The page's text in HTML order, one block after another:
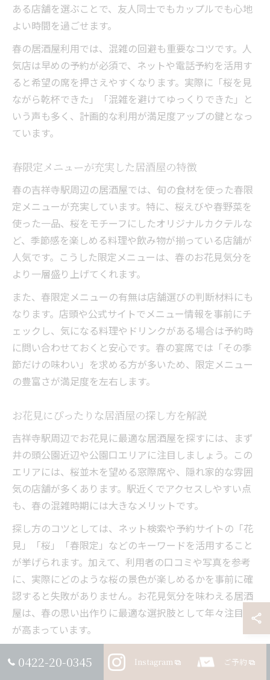
ある店舗を選ぶことで、友人同士でもカップルでも心地
よい時間を過ごせます。
春の居酒屋利用では、混雑の回避も重要なコツです。人
気店は早めの予約が必須で、ネットや電話予約を活用す
ると希望の席を押さえやすくなります。実際に「桜を見
ながら乾杯できた」「混雑を避けてゆっくりできた」と
いう声も多く、計画的な利用が満足度アップの鍵となっ
ています。
春限定メニューが充実した居酒屋の特徴
春の吉祥寺駅周辺の居酒屋では、旬の食材を使った春限
定メニューが充実しています。特に、桜えびや春野菜を
使った一品、桜をモチーフにしたオリジナルカクテルな
ど、季節感を楽しめる料理や飲み物が揃っている店舗が
人気です。こうした限定メニューは、春のお花見気分を
より一層盛り上げてくれます。
また、春限定メニューの有無は店舗選びの判断材料にも
なります。店頭や公式サイトでメニュー情報を事前にチ
ェックし、気になる料理やドリンクがある場合は予約時
に問い合わせておくと安心です。春の宴席では「その季
節だけの味わい」を求める方が多いため、限定メニュー
の豊富さが満足度を左右します。
お花見にぴったりな居酒屋の探し方を解説
吉祥寺駅周辺でお花見に最適な居酒屋を探すには、まず
井の頭公園近辺や公園口エリアに注目しましょう。この
エリアには、桜並木を望める窓際席や、隠れ家的な雰囲
気の店舗が多くあります。駅近くでアクセスしやすい点
も、春の混雑時期には大きなメリットです。
探し方のコツとしては、ネット検索や予約サイトの「花
見」「桜」「春限定」などのキーワードを活用すること
が挙げられます。加えて、利用者の口コミや写真を参考
に、実際にどのような桜の景色が楽しめるかを事前に確
認すると失敗がありません。お花見気分を味わえる居酒
屋は、春の思い出作りに最適な選択肢として年々注目度
が高まっています。
デートや宴会に最適な居酒屋選択ポイント
0422-20-0345 Instagram ご予約